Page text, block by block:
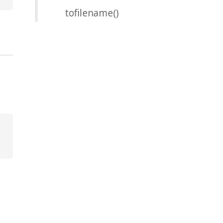
tofilename()